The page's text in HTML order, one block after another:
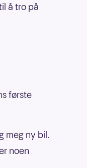
å tro på
første
meg ny bil.
noen